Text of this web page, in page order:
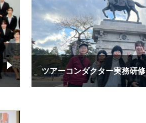
ツアーコンダクター実務研